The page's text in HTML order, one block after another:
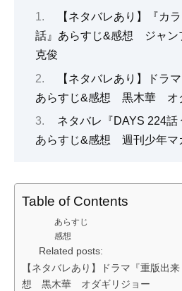
【ネタバレあり】『カ
話』あらすじ&感想 ジャ
克俊
【ネタバレあり】ドラ
あらすじ&感想 黒木華 オ
ネタバレ『DAYS 224話
あらすじ&感想 週刊少年
Table of Contents
あらすじ
感想
Related posts:
【ネタバレあり】ドラマ『重版出
想 黒木華 オダギリジョー